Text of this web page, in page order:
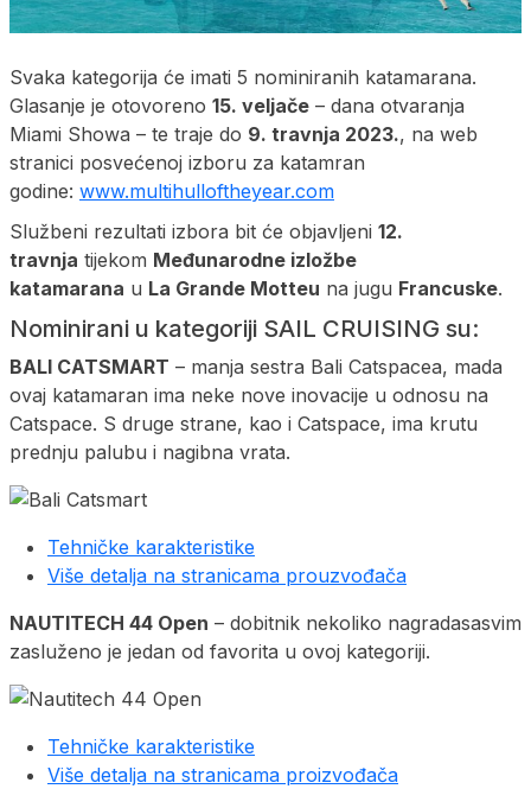
Svaka kategorija će imati 5 nominiranih katamarana.
Glasanje je otovoreno 15. veljače – dana otvaranja
Miami Showa – te traje do 9. travnja 2023., na web
stranici posvećenoj izboru za katamran
godine: www.multihulloftheyear.com
Službeni rezultati izbora bit će objavljeni 12.
travnja tijekom Međunarodne izložbe
katamarana u La Grande Motteu na jugu Francuske.
Nominirani u kategoriji SAIL CRUISING su:
BALI CATSMART – manja sestra Bali Catspacea, mada
ovaj katamaran ima neke nove inovacije u odnosu na
Catspace. S druge strane, kao i Catspace, ima krutu
prednju palubu i nagibna vrata.
Tehničke karakteristike
Više detalja na stranicama prouzvođača
NAUTITECH 44 Open – dobitnik nekoliko nagradasasvim
zasluženo je jedan od favorita u ovoj kategoriji.
Tehničke karakteristike
Više detalja na stranicama proizvođača